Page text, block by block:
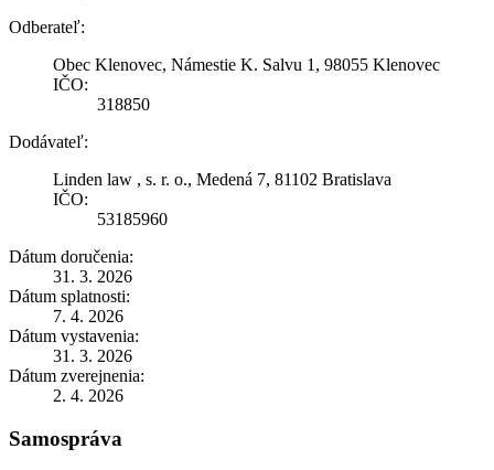
Odberateľ:
Obec Klenovec, Námestie K. Salvu 1, 98055 Klenovec
IČO:
318850
Dodávateľ:
Linden law , s. r. o., Medená 7, 81102 Bratislava
IČO:
53185960
Dátum doručenia:
31. 3. 2026
Dátum splatnosti:
7. 4. 2026
Dátum vystavenia:
31. 3. 2026
Dátum zverejnenia:
2. 4. 2026
Samospráva